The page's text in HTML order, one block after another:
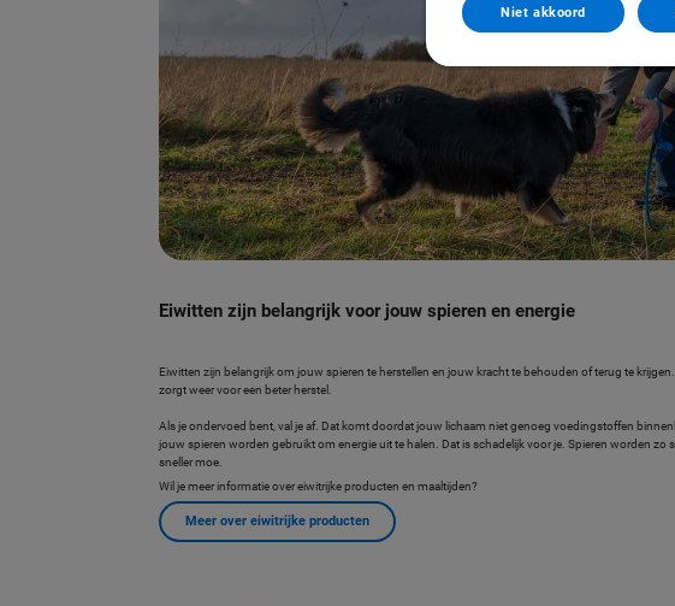
Eiwitten zijn belangrijk voor jouw spieren en energie
Eiwitten zijn belangrijk om jouw spieren te herstellen en jouw kracht te behouden of terug te
zorgt weer voor een beter herstel.
Als je ondervoed bent, val je af. Dat komt doordat jouw lichaam niet genoeg voedingstoffen
jouw spieren worden gebruikt om energie uit te halen. Dat is schadelijk voor je. Spieren worden zo
sneller moe.
Wil je meer informatie over eiwitrijke producten en maaltijden?
Meer over eiwitrijke producten
Niet akkoord